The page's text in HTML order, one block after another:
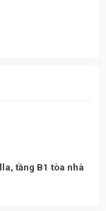
tầng B1 tòa nhà